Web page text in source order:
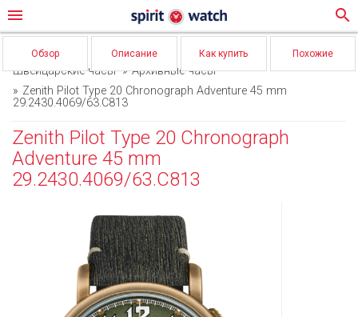
menu search
Обзор Описание Как купить Похожие
Швейцарские часы
Архивные часы
Zenith Pilot Type 20 Chronograph Adventure 45 mm
29.2430.4069/63.C813
Zenith Pilot Type 20 Chronograph
Adventure 45 mm
29.2430.4069/63.C813